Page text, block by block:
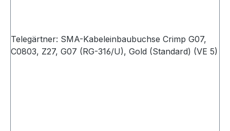
Telegärtner: SMA-Kabeleinbaubuchse Crimp G07,
C0803, Z27, G07 (RG-316/U), Gold (Standard) (VE 5)